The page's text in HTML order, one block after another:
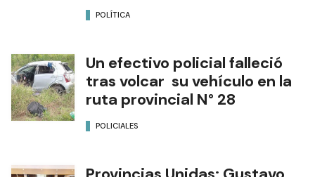
POLÍTICA
Un efectivo policial falleció
tras volcar su vehículo en la
ruta provincial N° 28
POLICIALES